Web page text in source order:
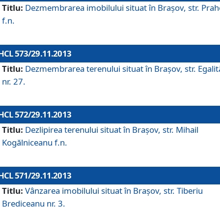
Titlu: Dezmembrarea imobilului situat în Braşov, str.
f.n.
573/29.11.2013
Titlu: Dezmembrarea terenului situat în Braşov, str.
nr. 27.
572/29.11.2013
Titlu: Dezlipirea terenului situat în Braşov, str. Mihail
Kogălniceanu f.n.
571/29.11.2013
Titlu: Vânzarea imobilului situat în Braşov, str. Tiberiu
Brediceanu nr. 3.